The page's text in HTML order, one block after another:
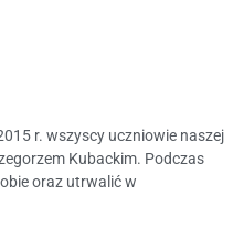
r. wszyscy uczniowie naszej
Kubackim. Podczas
oraz utrwalić w